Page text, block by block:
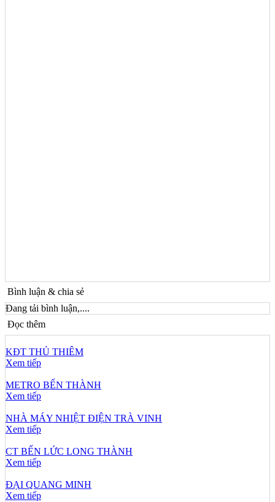
Bình luận & chia sẻ
Đang tải bình luận,....
Đọc thêm
KĐT THỦ THIÊM
Xem tiếp
METRO BẾN THÀNH
Xem tiếp
NHÀ MÁY NHIỆT ĐIỆN TRÀ VINH
Xem tiếp
CT BẾN LỨC LONG THÀNH
Xem tiếp
ĐẠI QUANG MINH
Xem tiếp